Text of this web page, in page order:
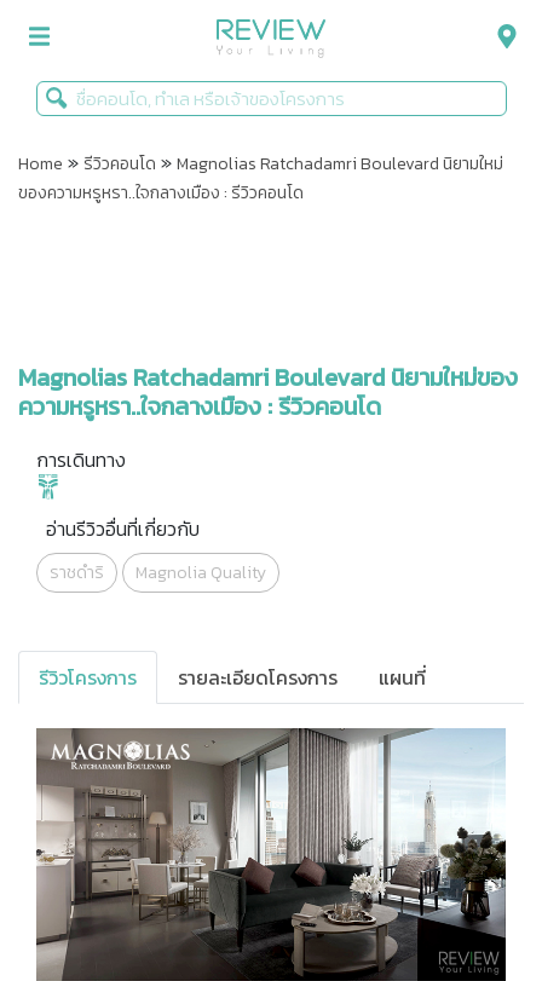
รีวิวคอนโด
Infographic
ข่าวโปรโมชั่น
Home » รีวิวคอนโด »Magnolias Ratchadamri Boulevard นิยามใหม่
ของความหรูหรา..ใจกลางเมือง : รีวิวคอนโด
Magnolias Ratchadamri Boulevard นิยามใหม่ของ
ความหรูหรา..ใจกลางเมือง : รีวิวคอนโด
การเดินทาง
อ่านรีวิวอื่นที่เกี่ยวกับ
ราชดำริ Magnolia Quality
รีวิวโครงการ รายละเอียดโครงการ แผนที่